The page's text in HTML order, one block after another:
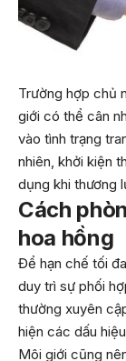
Trường hợp chủ
giới có thể cân
vào tình trạng
nhiên, khởi kiện
dụng khi thương
Cách
hoa hồng
Để hạn chế tối
duy trì sự phối
thường xuyên
hiện các dấu
Môi giới cũng